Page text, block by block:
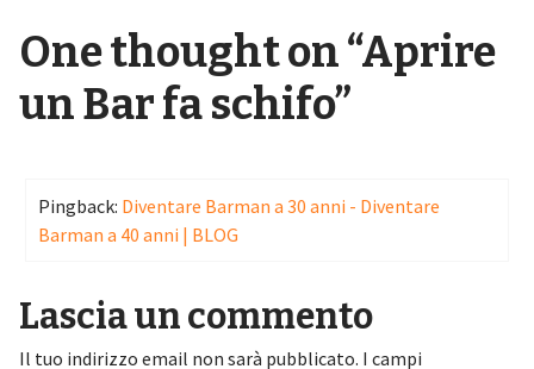
One thought on “Aprire
un Bar fa schifo”
Pingback: Diventare Barman a 30 anni - Diventare
Barman a 40 anni | BLOG
Lascia un commento
Il tuo indirizzo email non sarà pubblicato. I campi